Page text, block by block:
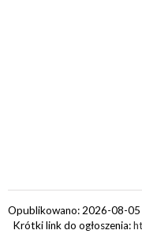
Opublikowano: 2026-08-
Krótki link do ogłoszenia: